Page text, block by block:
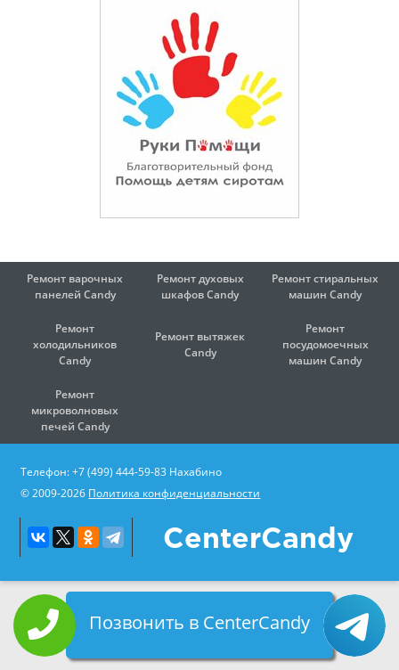
Кубинка
Лобня
Лыткарино
Люберцы
Малаховка
Можайск
Мытищи
Нахабино
Немчиновка
Ногинск
Одинцово
Павловская Слобода
Подольск
Пушкино
Раменское
Руза
Сергиев Посад
Сходня
Фрязино
Химки
Чехов
Шатура
Щербинка
Ремонт варочных
панелей Candy
Ремонт духовых
шкафов Candy
Ремонт стиральных
машин Candy
Ремонт
холодильников
Candy
Ремонт вытяжек
Candy
Ремонт
посудомоечных
машин Candy
Ремонт
микроволновых
печей Candy
Телефон: +7 (499) 444-59-83 Нахабино
© 2009-2026 Политика конфиденциальности
CenterCandy
Позвонить в CenterCandy